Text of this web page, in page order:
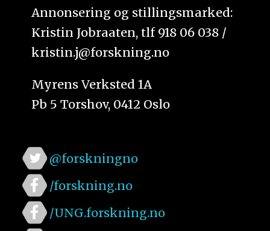
Annonsering og stillingsmarked:
Kristin Jobraaten, tlf 918 06 038 /
kristin.j@forskning.no
Myrens Verksted 1A
Pb 5 Torshov, 0412 Oslo
@forskningno
/forskning.no
/UNG.forskning.no